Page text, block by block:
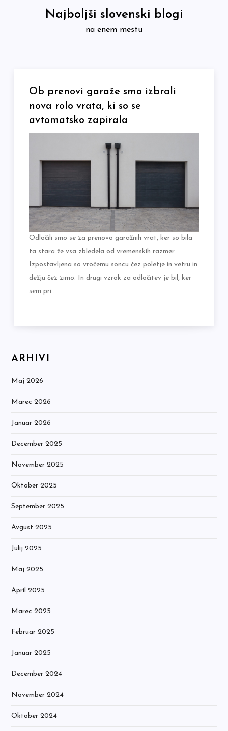
Najboljši slovenski blogi
na enem mestu
Ob prenovi garaže smo izbrali
nova rolo vrata, ki so se
avtomatsko zapirala
Odločili smo se za prenovo garažnih vrat, ker so bila
ta stara že vsa zbledela od vremenskih razmer.
Izpostavljena so vročemu soncu čez poletje in vetru in
dežju čez zimo. In drugi vzrok za odločitev je bil, ker
sem pri…
ARHIVI
Maj 2026
Marec 2026
Januar 2026
December 2025
November 2025
Oktober 2025
September 2025
Avgust 2025
Julij 2025
Maj 2025
April 2025
Marec 2025
Februar 2025
Januar 2025
December 2024
November 2024
Oktober 2024